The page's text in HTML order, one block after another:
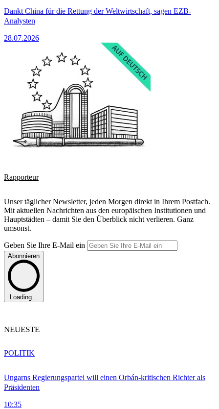
Dankt China für die Rettung der Weltwirtschaft, sagen EZB-
Analysten
28.07.2026
Rapporteur
Unser täglicher Newsletter, jeden Morgen direkt in Ihrem Postfach.
Mit aktuellen Nachrichten aus den europäischen Institutionen und
Hauptstädten – damit Sie den Überblick nicht verlieren. Ganz
umsonst.
Geben Sie Ihre E-Mail ein
Abonnieren
Loading...
NEUESTE
Ungarns Regierungspartei will einen Orbán-kritischen Richter als
Präsidenten
10:35
POLITIK